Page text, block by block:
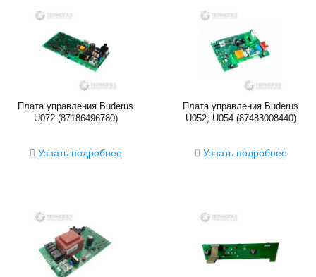
Плата управления Buderus
U072 (87186496780)
Узнать подробнее
Плата управления Buderus
U052, U054 (87483008440)
Узнать подробнее